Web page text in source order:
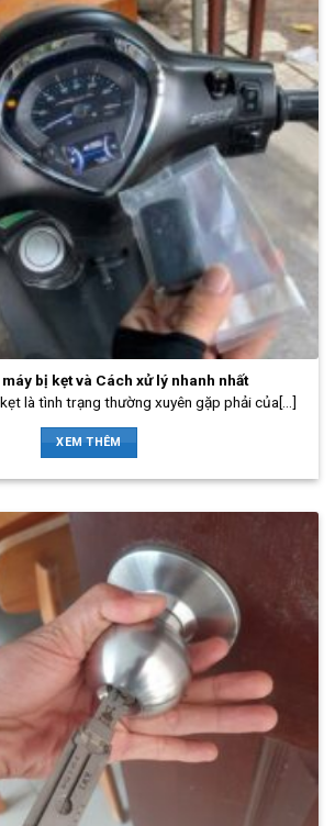
bị kẹt và Cách xử lý nhanh nhất
là tình trạng thường xuyên gặp phải của[...]
XEM THÊM